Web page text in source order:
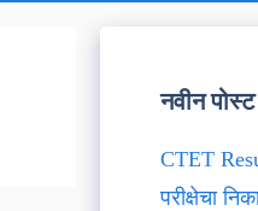
नवीन पोस्ट
CTET
परीक्षेचा